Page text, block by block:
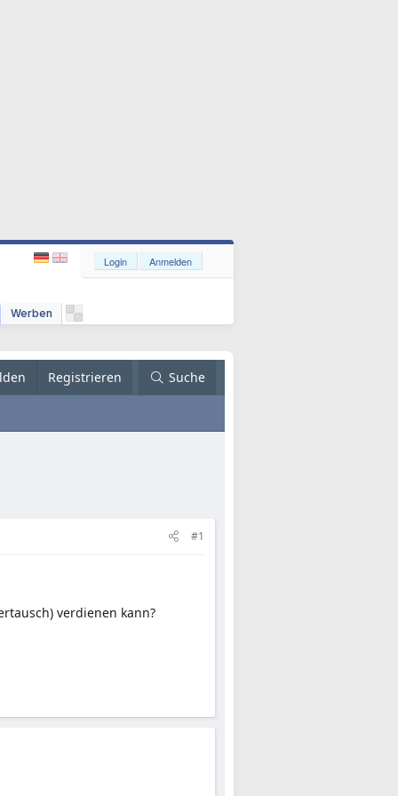
Werben
Login Anmelden
Registrieren Suche
#1
verdienen kann?